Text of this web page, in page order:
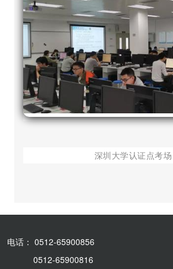
微信图片
深圳大学认证点考场
电话： 0512-65900856
0512-65900816